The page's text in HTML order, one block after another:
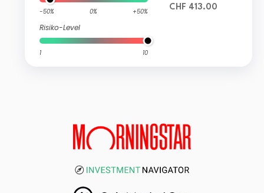
-50% 0% +50%
Risiko-Level
1 10
CHF 413.00